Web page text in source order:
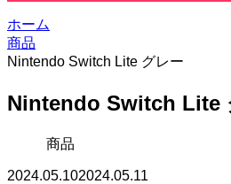
ホーム
商品
Nintendo Switch Lite グレー
Nintendo Switch Lite
商品
2024.05.102024.05.11